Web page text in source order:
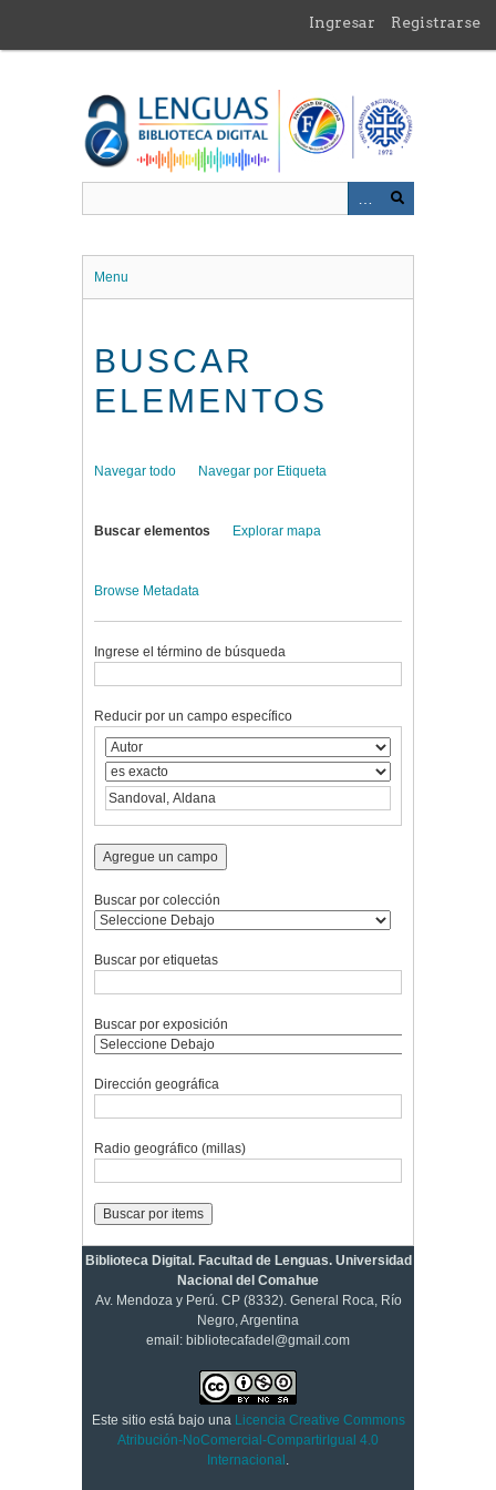
contenido
Ingresar Registrarse
Menu
BUSCAR
ELEMENTOS
Navegar todo Navegar por Etiqueta
Buscar elementos Explorar mapa
Browse Metadata
Ingrese el término de búsqueda
Reducir por un campo específico
Agregue un campo
Buscar por colección
Buscar por etiquetas
Buscar por exposición
Dirección geográfica
Radio geográfico (millas)
Biblioteca Digital. Facultad de Lenguas. Universidad
Nacional del Comahue
Av. Mendoza y Perú. CP (8332). General Roca, Río
Negro, Argentina
email: bibliotecafadel@gmail.com
Este sitio está bajo una Licencia Creative Commons
Atribución-NoComercial-CompartirIgual 4.0
Internacional .